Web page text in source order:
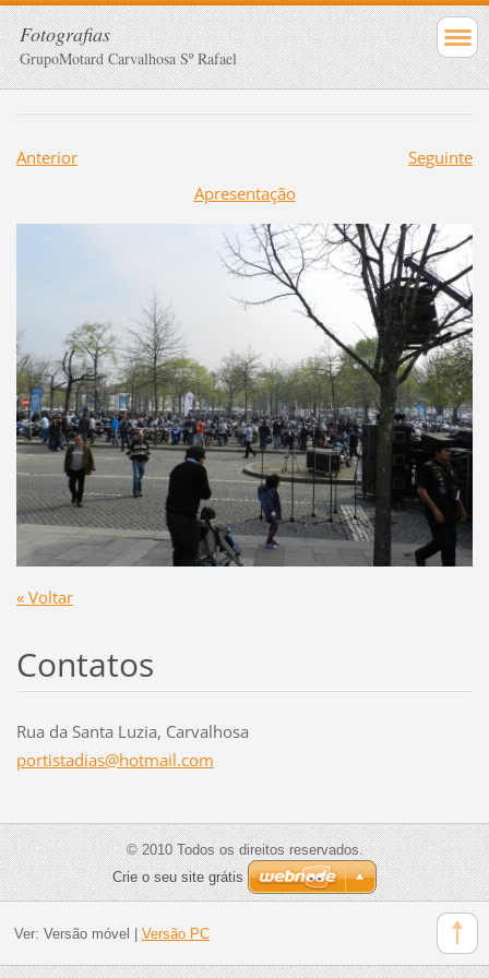
Fotografias
GrupoMotard Carvalhosa Sº Rafael
Anterior
Seguinte
Apresentação
« Voltar
Contatos
Rua da Santa Luzia, Carvalhosa
portistadias@hotmail.com
© 2010 Todos os direitos reservados.
Crie o seu site grátis
Ver: Versão móvel Versão PC